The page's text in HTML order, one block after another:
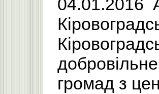
04.01.2016
громад з